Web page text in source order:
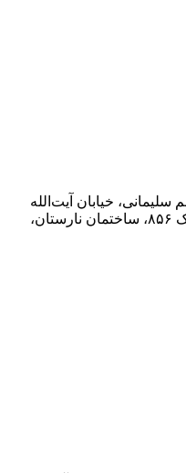
خیابان آیت‌الله
جلالی خمینی (آیت شمالی سابق)، پلاک ۸۵۶، ساختمان نارستان،